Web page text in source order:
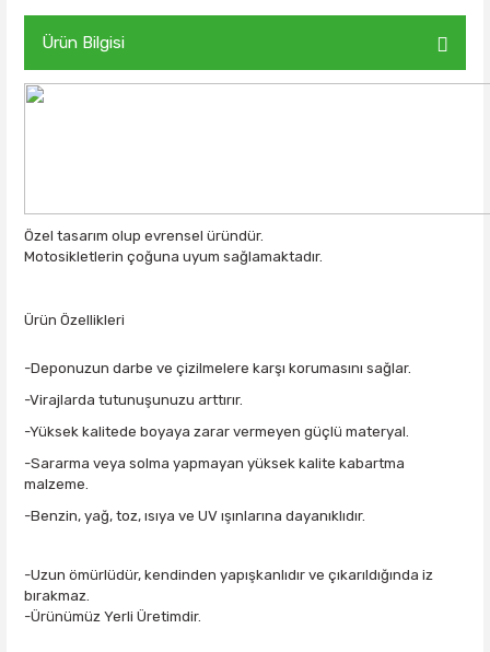
Ürün Bilgisi
Özel tasarım olup evrensel üründür.
Motosikletlerin çoğuna uyum sağlamaktadır.
Ürün Özellikleri
-Deponuzun darbe ve çizilmelere karşı korumasını sağlar.
-Virajlarda tutunuşunuzu arttırır.
-Yüksek kalitede boyaya zarar vermeyen güçlü materyal.
-Sararma veya solma yapmayan yüksek kalite kabartma
malzeme.
-Benzin, yağ, toz, ısıya ve UV ışınlarına dayanıklıdır.
-Uzun ömürlüdür, kendinden yapışkanlıdır ve çıkarıldığında iz
bırakmaz.
-Ürünümüz Yerli Üretimdir.